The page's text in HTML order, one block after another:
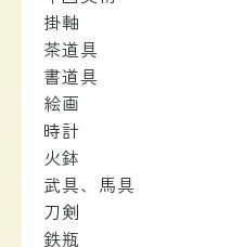
掛軸
茶道具
書道具
絵画
時計
火鉢
武具、馬具
刀剣
鉄瓶